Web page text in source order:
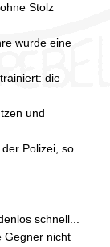
Stolz
wurde eine
die
und
Polizei, so
schnell...
Gegner nicht